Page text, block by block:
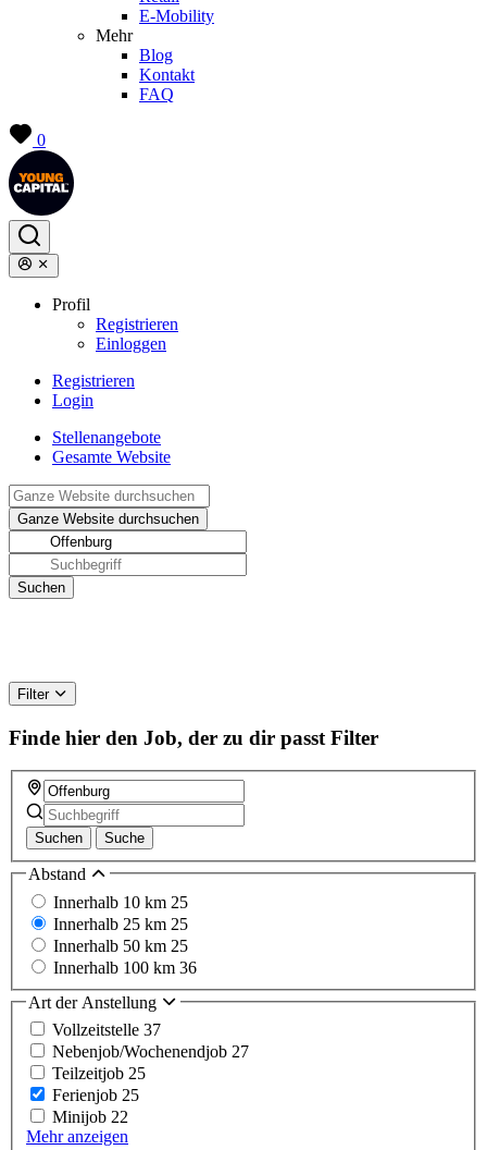
E-Mobility
Mehr
Blog
Kontakt
FAQ
0
Profil
Registrieren
Einloggen
Registrieren
Login
Stellenangebote
Gesamte Website
Filter
Finde hier den Job, der zu dir passt Filter
Suchen Suche
Abstand
Innerhalb 10 km 25
Innerhalb 25 km 25
Innerhalb 50 km 25
Innerhalb 100 km 36
Art der Anstellung
Vollzeitstelle 37
Nebenjob/Wochenendjob 27
Teilzeitjob 25
Ferienjob 25
Minijob 22
Mehr anzeigen